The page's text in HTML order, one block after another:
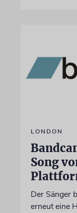
LONDON
Song
Der Sänger
erneut eine